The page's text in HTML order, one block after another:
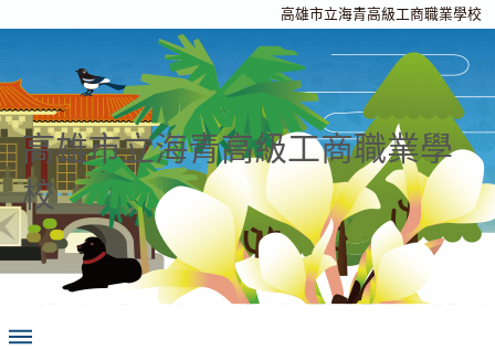
高雄市立海青高級工商職業學校
高雄市立海青高級工商職業學
校